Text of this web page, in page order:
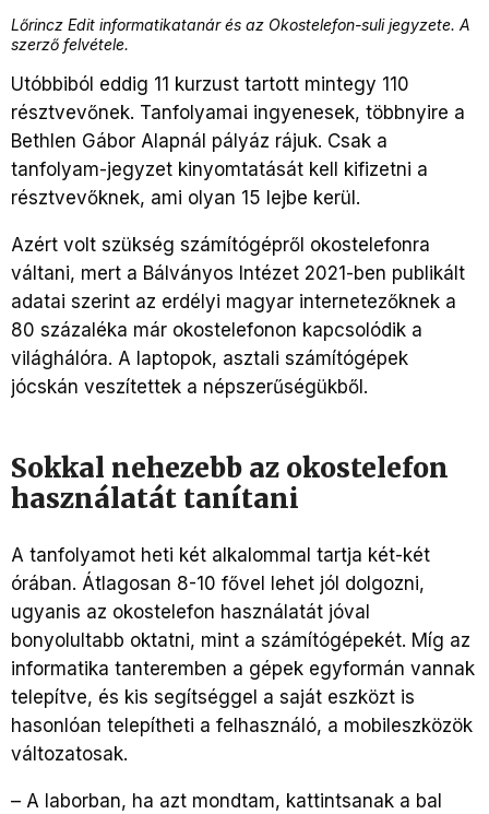
Lőrincz Edit informatikatanár és az Okostelefon-suli jegyzete. A
szerző felvétele.
Utóbbiból eddig 11 kurzust tartott mintegy 110
résztvevőnek. Tanfolyamai ingyenesek, többnyire a
Bethlen Gábor Alapnál pályáz rájuk. Csak a
tanfolyam-jegyzet kinyomtatását kell kifizetni a
résztvevőknek, ami olyan 15 lejbe kerül.
Azért volt szükség számítógépről okostelefonra
váltani, mert a Bálványos Intézet 2021-ben publikált
adatai szerint az erdélyi magyar internetezőknek a
80 százaléka már okostelefonon kapcsolódik a
világhálóra. A laptopok, asztali számítógépek
jócskán veszítettek a népszerűségükből.
Sokkal nehezebb az okostelefon
használatát tanítani
A tanfolyamot heti két alkalommal tartja két-két
órában. Átlagosan 8-10 fővel lehet jól dolgozni,
ugyanis az okostelefon használatát jóval
bonyolultabb oktatni, mint a számítógépekét. Míg az
informatika tanteremben a gépek egyformán vannak
telepítve, és kis segítséggel a saját eszközt is
hasonlóan telepítheti a felhasználó, a mobileszközök
változatosak.
– A laborban, ha azt mondtam, kattintsanak a bal